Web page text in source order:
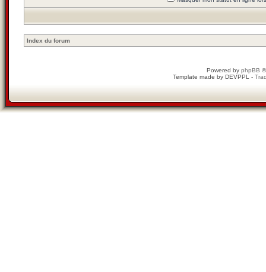
Index du forum
Powered by phpBB
Template made by DEVPPL -